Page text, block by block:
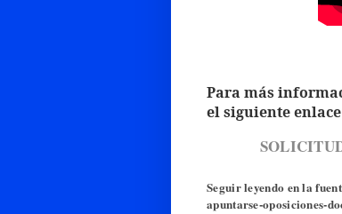
Para más
el siguiente
Seguir leyendo en la
apuntarse-oposiciones-